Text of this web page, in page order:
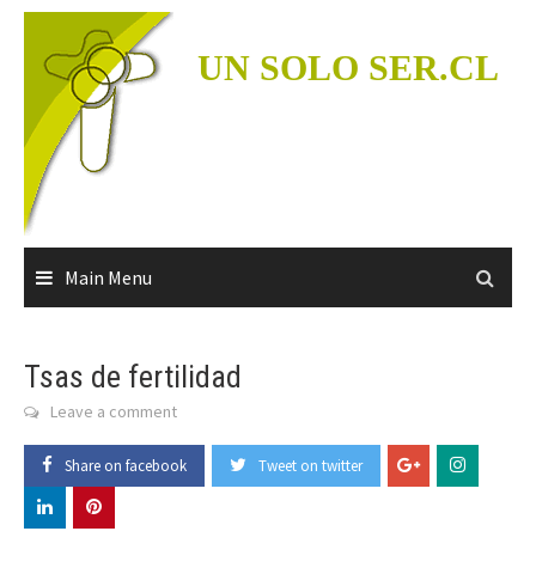
Skip
content
UN SOLO SER.CL
Main Menu
Tsas de fertilidad
Leave a comment
Share on facebook Tweet on twitter